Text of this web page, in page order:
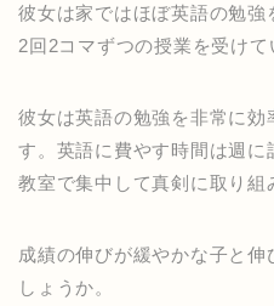
彼女は家ではほぼ英語の勉強
2回2コマずつの授業を受けて
彼女は英語の勉強を非常に効
す。英語に費やす時間は週に
教室で集中して真剣に取り組
成績の伸びが緩やかな子と
しょうか。